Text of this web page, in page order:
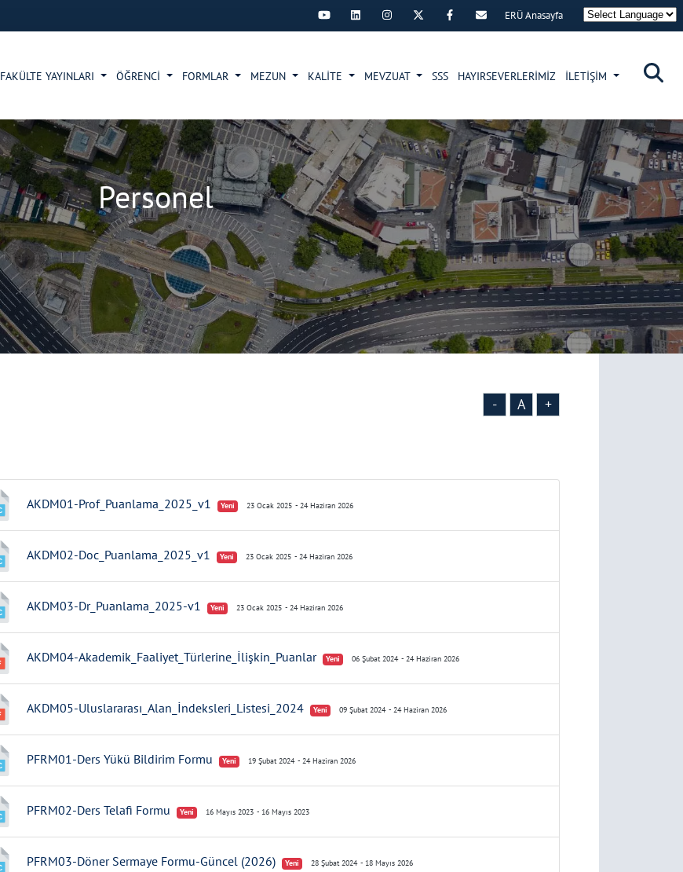
×
ERÜ Anasayfa
FAKÜLTE YAYINLARI ÖĞRENCİ FORMLAR MEZUN KALİTE MEVZUAT SSS HAYIRSEVERLERİMİZ İLETİŞİM
Personel
- A +
AKDM01-Prof_Puanlama_2025_v1 Yeni 23 Ocak 2025 - 24 Haziran 2026
AKDM02-Doc_Puanlama_2025_v1 Yeni 23 Ocak 2025 - 24 Haziran 2026
AKDM03-Dr_Puanlama_2025-v1 Yeni 23 Ocak 2025 - 24 Haziran 2026
AKDM04-Akademik_Faaliyet_Türlerine_İlişkin_Puanlar Yeni 06 Şubat 2024 - 24 Haziran 2026
AKDM05-Uluslararası_Alan_İndeksleri_Listesi_2024 Yeni 09 Şubat 2024 - 24 Haziran 2026
PFRM01-Ders Yükü Bildirim Formu Yeni 19 Şubat 2024 - 24 Haziran 2026
PFRM02-Ders Telafi Formu Yeni 16 Mayıs 2023 - 16 Mayıs 2023
PFRM03-Döner Sermaye Formu-Güncel (2026) Yeni 28 Şubat 2024 - 18 Mayıs 2026